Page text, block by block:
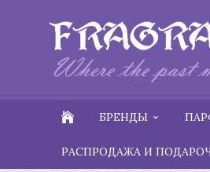
БРЕНДЫ
РАСПРОДАЖА И